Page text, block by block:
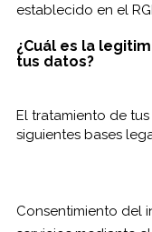
establecido en el
¿Cuál es la
tus datos?
El tratamiento de
siguientes bases
Consentimiento del